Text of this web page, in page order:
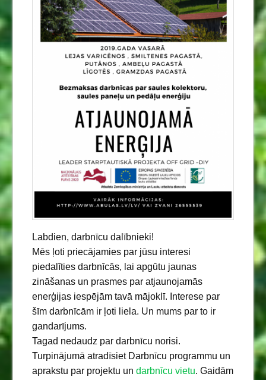
Labdien, darbnīcu dalībnieki!
Mēs ļoti priecājamies par jūsu interesi
piedalīties darbnīcās, lai apgūtu jaunas
zināšanas un prasmes par atjaunojamās
enerģijas iespējām tavā mājoklī. Interese par
šīm darbnīcām ir ļoti liela. Un mums par to ir
gandarījums.
Tagad nedaudz par darbnīcu norisi.
Turpinājumā atradīsiet Darbnīcu programmu un
aprakstu par projektu un darbnīcu vietu. Gaidām